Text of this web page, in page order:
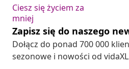
Ciesz się życiem za
mniej
Zapisz się do naszego
Dołącz do ponad 700 000
sezonowe i nowości od